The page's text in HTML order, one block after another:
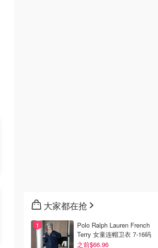
大家都在抢
Polo Ralph Lauren French
Terry 女童连帽卫衣 7-16码
之前$66.96